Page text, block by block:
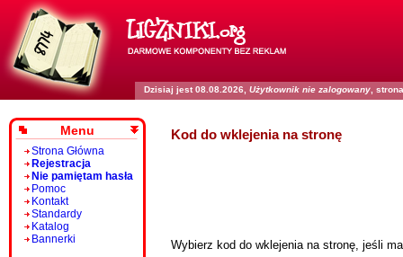
Dzisiaj jest 08.08.2026, Użytkownik nie zalogowany ,
Menu
Strona Główna
Rejestracja
Nie pamiętam hasła
Pomoc
Kontakt
Standardy
Katalog
Bannerki
Kod do wklejenia na stronę
Wybierz kod do wklejenia na stronę, jeśli